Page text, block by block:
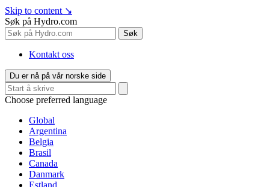
Skip to content ↘
Søk på Hydro.com
Søk
Kontakt oss
Du er nå på vår norske side
Choose preferred language
Global
Argentina
Belgia
Brasil
Canada
Danmark
Estland